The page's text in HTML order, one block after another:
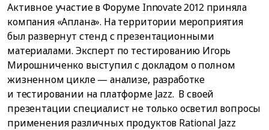
Активное участие в Форуме Innovate 2012 приняла
компания «Аплана». На территории мероприятия
был развернут стенд с презентационными
материалами. Эксперт по тестированию Игорь
Мирошниченко выступил с докладом о полном
жизненном цикле — анализе, разработке
и тестировании на платформе Jazz. В своей
презентации специалист не только осветил вопросы
применения различных продуктов Rational Jazz